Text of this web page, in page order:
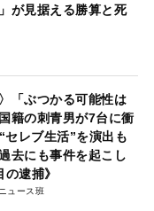
が見据える勝算と死
「ぶつかる可能性は
籍の刺青男が7台に衝
レブ生活”を演出も
去にも事件を起こし
逮捕》
ュース班